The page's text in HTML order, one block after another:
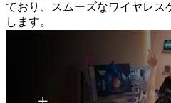
ており、スムーズなワイヤレス
します。